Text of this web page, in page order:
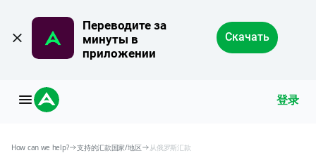
Переводите за
минуты в
приложении
Скачать
登录
How can we help? 支持的汇款国家/地区 从俄罗斯汇款